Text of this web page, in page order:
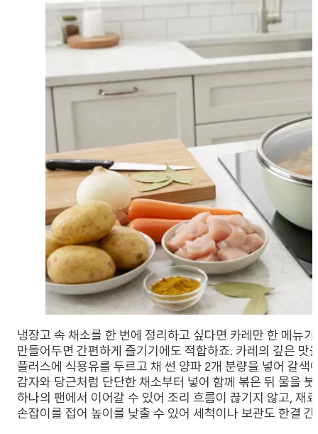
냉장고 속 채소를 한 번에 정리하고 싶다면 카레만 한 메뉴
만들어두면 간편하게 즐기기에도 적합하죠. 카레의 깊은
플러스에 식용유를 두르고 채 썬 양파 2개 분량을 넣어 갈
감자와 당근처럼 단단한 채소부터 넣어 함께 볶은 뒤 물을
하나의 팬에서 이어갈 수 있어 조리 흐름이 끊기지 않고, 재
손잡이를 접어 높이를 낮출 수 있어 세척이나 보관도 한결